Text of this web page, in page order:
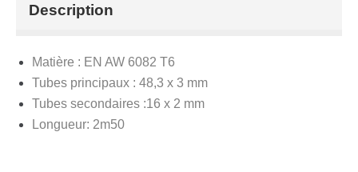
Description
Matière : EN AW 6082 T6
Tubes principaux : 48,3 x 3 mm
Tubes secondaires :16 x 2 mm
Longueur: 2m50